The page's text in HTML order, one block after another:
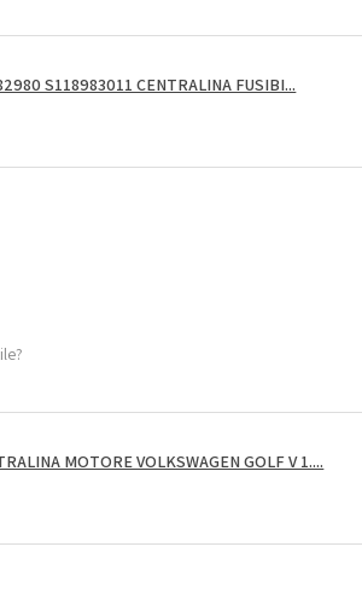
S118983011 CENTRALINA FUSIBI...
MOTORE VOLKSWAGEN GOLF V 1....